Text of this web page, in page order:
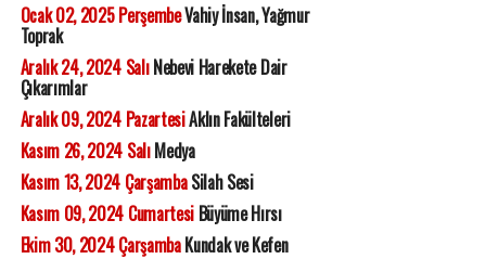
Ocak 02, 2025 PerşembeVahiy İnsan, Yağmur
Toprak
Aralık 24, 2024 SalıNebevi Harekete Dair
Çıkarımlar
Aralık 09, 2024 PazartesiAklın Fakülteleri
Kasım 26, 2024 SalıMedya
Kasım 13, 2024 ÇarşambaSilah Sesi
Kasım 09, 2024 CumartesiBüyüme Hırsı
Ekim 30, 2024 ÇarşambaKundak ve Kefen